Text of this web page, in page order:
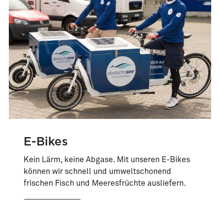
E-Bikes
Kein Lärm, keine Abgase. Mit unseren E-Bikes
können wir schnell und umweltschonend
frischen Fisch und Meeresfrüchte ausliefern.